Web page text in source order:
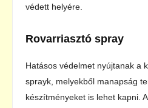
védett helyére.
Rovarriasztó spray
Hatásos védelmet nyújtanak a
sprayk, melyekből manapság
készítményeket is lehet kapni.